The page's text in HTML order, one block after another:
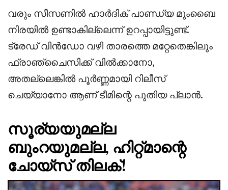
വരും സീസണിൽ ഹാർദിക് പാണ്ഡ്യ മുംബൈ
നിരയിൽ ഉണ്ടാകില്ലെന്ന് ഉറപ്പായിട്ടുണ്ട്.
ട്രേഡ് വിൻഡോ വഴി താരത്തെ മറ്റേതെങ്കിലും
ഫ്രാഞ്ചൈസിക്ക് വിൽക്കാനോ,
അതല്ലെങ്കിൽ പൂർണ്ണമായി റിലീസ്
ചെയ്യാനോ ആണ് ടീമിന്റെ പുതിയ പ്ലാൻ.
സൂര്യയുമല്ല
ബുംറയുമല്ല, ഹിറ്റ്മാന്റെ
ചോയ്സ് തിലക്!